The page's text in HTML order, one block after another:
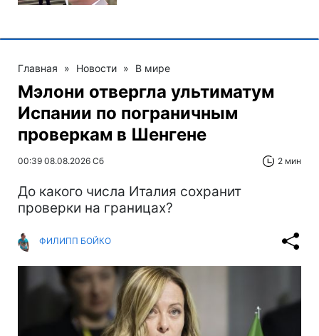
Главная » Новости » В мире
Мэлони отвергла ультиматум
Испании по пограничным
проверкам в Шенгене
00:39 08.08.2026 Сб 2 мин
До какого числа Италия сохранит
проверки на границах?
ФИЛИПП БОЙКО